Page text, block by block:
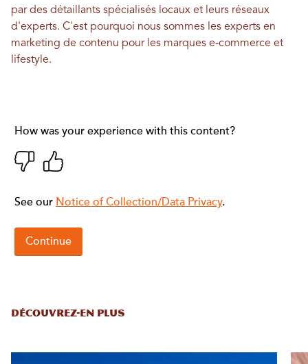
par des détaillants spécialisés locaux et leurs réseaux
d'experts. C'est pourquoi nous sommes les experts en
marketing de contenu pour les marques e-commerce et
lifestyle.
DÉCOUVREZ-EN PLUS